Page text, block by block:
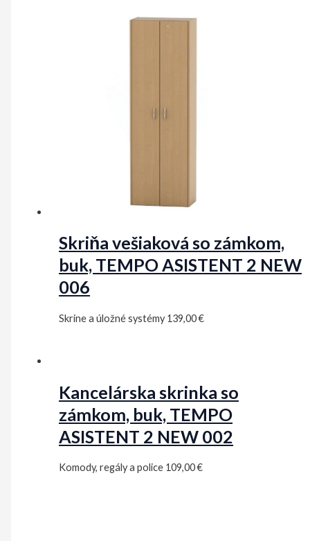
Skriňa vešiaková so zámkom,
buk, TEMPO ASISTENT 2 NEW
006
Skrine a úložné systémy139,00€
Kancelárska skrinka so
zámkom, buk, TEMPO
ASISTENT 2 NEW 002
Komody, regály a police 109,00€